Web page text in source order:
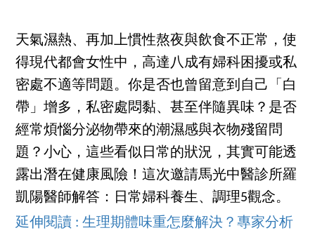
天氣濕熱、再加上慣性熬夜與飲食不正常，使
得現代都會女性中，高達八成有婦科困擾或私
密處不適等問題。你是否也曾留意到自己「白
帶」增多，私密處悶黏、甚至伴隨異味？是否
經常煩惱分泌物帶來的潮濕感與衣物殘留問
題？小心，這些看似日常的狀況，其實可能透
露出潛在健康風險！這次邀請馬光中醫診所羅
凱陽醫師解答：日常婦科養生、調理5觀念。
延伸閱讀 : 生理期體味重怎麼解決？專家分析